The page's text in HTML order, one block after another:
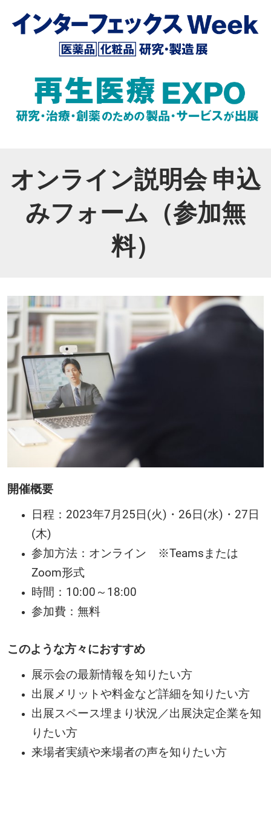
オンライン説明会 申込
みフォーム（参加無
料）
開催概要
日程：2023年7月25日(火)・26日(水)・27日
(木)
参加方法：オンライン ※Teamsまたは
Zoom形式
時間：10:00～18:00
参加費：無料
このような方々におすすめ
展示会の最新情報を知りたい方
出展メリットや料金など詳細を知りたい方
出展スペース埋まり状況／出展決定企業を知
りたい方
来場者実績や来場者の声を知りたい方